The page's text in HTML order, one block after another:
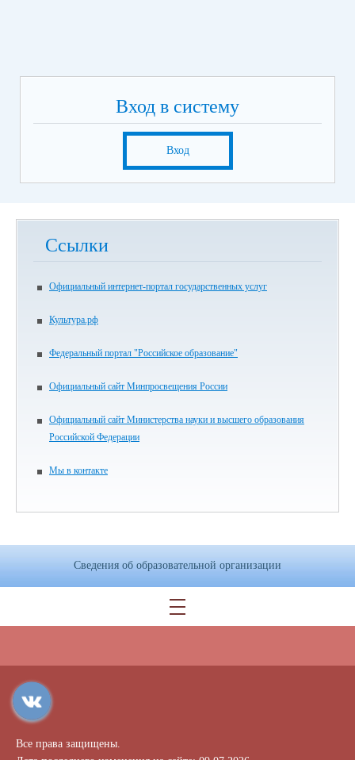
Вход в систему
Вход
Ссылки
Официальный интернет-портал государственных услуг
Культура.рф
Федеральный портал "Российское образование"
Официальный сайт Минпросвещения России
Официальный сайт Министерства науки и высшего образования
Российской Федерации
Мы в контакте
Сведения об образовательной организации
Все права защищены.